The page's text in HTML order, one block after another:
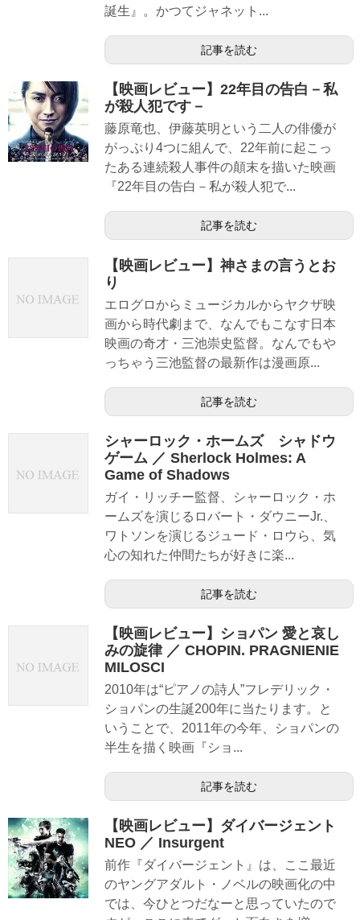
誕生』。かつてジャネット...
記事を読む
【映画レビュー】22年目の告白－私
が殺人犯です－
藤原竜也、伊藤英明という二人の俳優が
がっぷり4つに組んで、22年前に起こっ
たある連続殺人事件の顛末を描いた映画
『22年目の告白－私が殺人犯で...
記事を読む
【映画レビュー】神さまの言うとお
り
エログロからミュージカルからヤクザ映
画から時代劇まで、なんでもこなす日本
映画の奇才・三池崇史監督。なんでもや
っちゃう三池監督の最新作は漫画原...
記事を読む
シャーロック・ホームズ シャドウ
ゲーム ／ Sherlock Holmes: A
Game of Shadows
ガイ・リッチー監督、シャーロック・ホ
ームズを演じるロバート・ダウニーJr.、
ワトソンを演じるジュード・ロウら、気
心の知れた仲間たちが好きに楽...
記事を読む
【映画レビュー】ショパン 愛と哀し
みの旋律 ／ CHOPIN. PRAGNIENIE
MILOSCI
2010年は“ピアノの詩人”フレデリック・
ショパンの生誕200年に当たります。と
いうことで、2011年の今年、ショパンの
半生を描く映画『ショ...
記事を読む
【映画レビュー】ダイバージェント
NEO ／ Insurgent
前作『ダイバージェント』は、ここ最近
のヤングアダルト・ノベルの映画化の中
では、今ひとつだなーと思っていたので